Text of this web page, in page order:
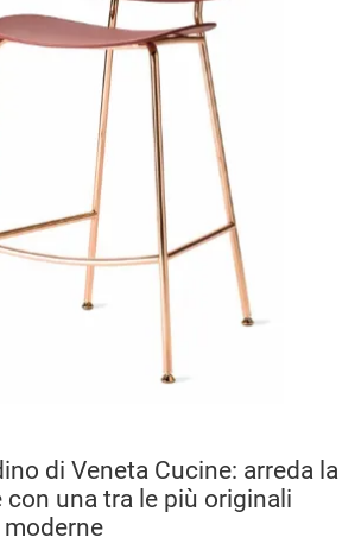
di Veneta Cucine: arreda la
una tra le più originali